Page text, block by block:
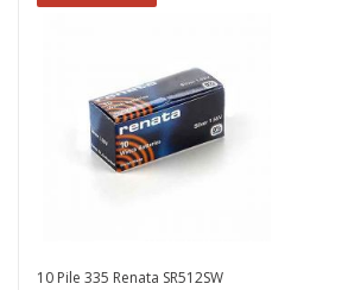
10 Pile 335 Renata SR512SW